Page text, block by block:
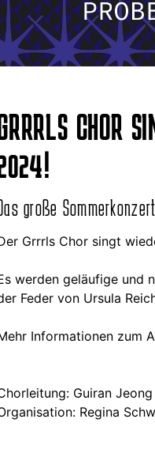
CHOR
große
Grrrls Chor singt
werden geläufige und
Feder von Ursula
Informationen zum
Guiran Jeong
Regina